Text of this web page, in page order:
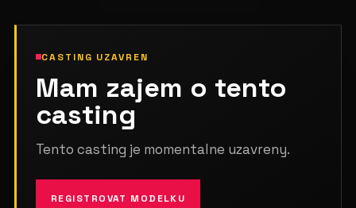
CASTING UZAVREN
Mam zajem o tento
casting
Tento casting je momentalne uzavreny.
REGISTROVAT MODELKU